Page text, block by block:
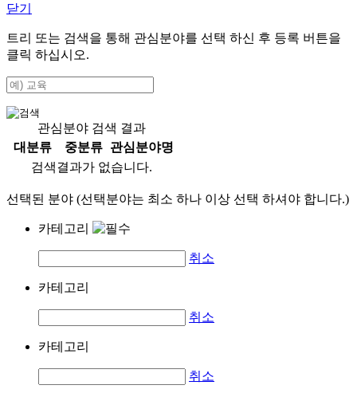
닫기
트리 또는 검색을 통해 관심분야를 선택 하신 후 등록 버튼을
클릭 하십시오.
관심분야 검색 결과
대분류
중분류
관심분야명
검색결과가 없습니다.
선택된 분야 (선택분야는 최소 하나 이상 선택 하셔야 합니다.)
카테고리
취소
카테고리
취소
카테고리
취소